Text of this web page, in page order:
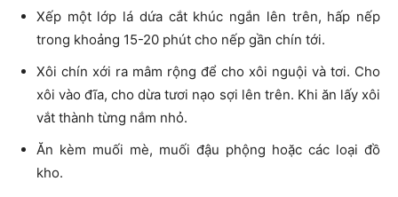
Xếp một lớp lá dứa cắt khúc ngắn lên trên, hấp nếp
trong khoảng 15-20 phút cho nếp gần chín tới.
Xôi chín xới ra mâm rộng để cho xôi nguội và tơi. Cho
xôi vào đĩa, cho dừa tươi nạo sợi lên trên. Khi ăn lấy xôi
vắt thành từng nắm nhỏ.
Ăn kèm muối mè, muối đậu phộng hoặc các loại đồ
kho.